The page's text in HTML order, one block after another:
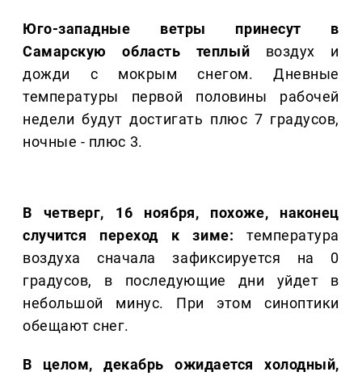
Юго-западные ветры принесут в
Самарскую область теплый воздух и
дожди с мокрым снегом. Дневные
температуры первой половины рабочей
недели будут достигать плюс 7 градусов,
ночные - плюс 3.
В четверг, 16 ноября, похоже, наконец
случится переход к зиме:температура
воздуха сначала зафиксируется на 0
градусов, в последующие дни уйдет в
небольшой минус. При этом синоптики
обещают снег.
В целом, декабрь ожидается холодный,